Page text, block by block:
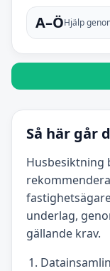
A–ÖHjälp
Så här går
Husbesiktning
underlag,
gällande krav.